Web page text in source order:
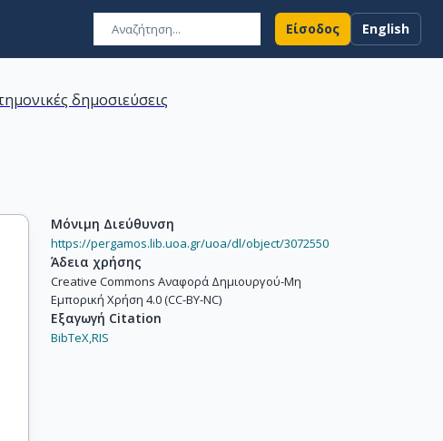
Είσοδος English
δημοσιεύσεις
Μόνιμη Διεύθυνση
https://pergamos.lib.uoa.gr/uoa/dl/object/3072550
Άδεια χρήσης
Creative Commons Αναφορά Δημιουργού-Μη
Εμπορική Χρήση 4.0 (CC-BY-NC)
Εξαγωγή Citation
BibTeX,RIS